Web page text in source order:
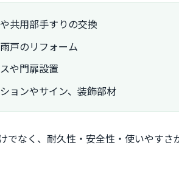
共用部手すりの交換
戸のリフォーム
や門扉設置
ョンやサイン、装飾部材
でなく、耐久性・安全性・使いやす